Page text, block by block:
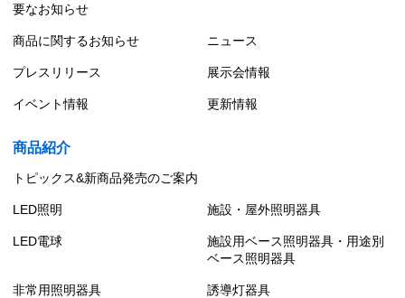
要なお知らせ
商品に関するお知らせ ニュース
プレスリリース 展示会情報
イベント情報 更新情報
商品紹介
トピックス&新商品発売のご案内
LED照明 施設・屋外照明器具
LED電球
施設用ベース照明器具・用途別
ベース照明器具
非常用照明器具 誘導灯器具